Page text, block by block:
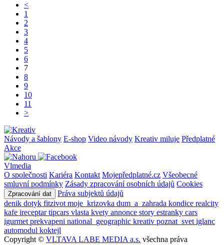
<
1
2
3
4
5
6
7
8
9
10
11
>
Návody a šablony E-shop Video návody Kreativ miluje Předplatné
Akce
Vlmedia
O společnosti Kariéra Kontakt Mojepředplatné.cz Všeobecné
smluvní podmínky Zásady zpracování osobních údajů Cookies
Zpracování dat
Práva subjektů údajů
denik dotyk fitzivot moje_krizovka dum_a_zahrada kondice realcity
kafe ireceptartipcars vlasta kvety annonce story estranky cars
igurmet prekvapeni national_geographic kreativ poznat_svet iglanc
automodul koktejl
Copyright © VLTAVA LABE MEDIA a.s. všechna práva